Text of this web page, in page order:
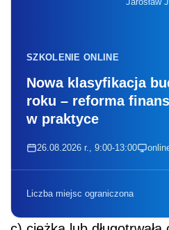
SZKOLENIE ONLINE
Nowa klasyfikacja
roku – reforma
w praktyce
26.08.2026 r., 9:00-13:00
Liczba miejsc ograniczona